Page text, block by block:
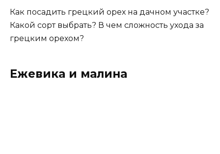
Как посадить грецкий орех на дачном участке?
Какой сорт выбрать? В чем сложность ухода за
грецким орехом?
Ежевика и малина